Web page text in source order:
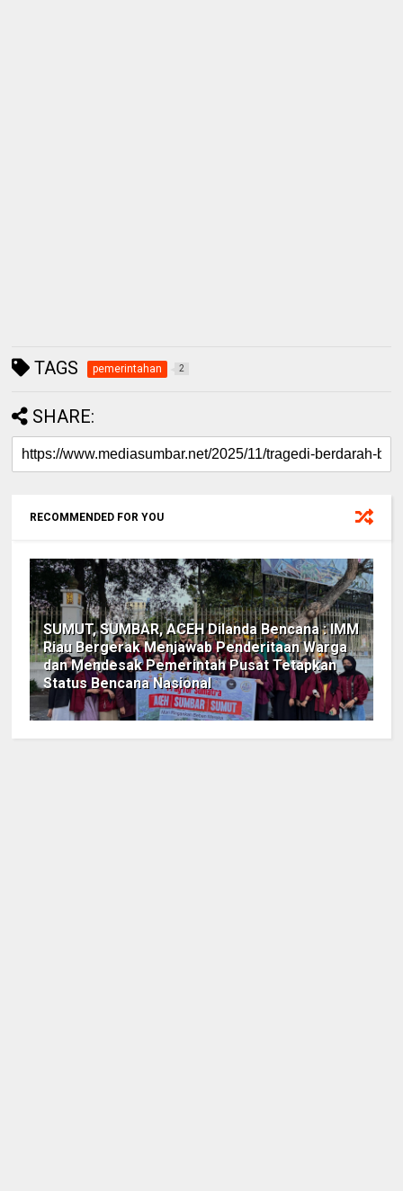
TAGS pemerintahan 2
SHARE:
RECOMMENDED FOR YOU
SUMUT, SUMBAR, ACEH Dilanda Bencana : IMM
Riau Bergerak Menjawab Penderitaan Warga
dan Mendesak Pemerintah Pusat Tetapkan
Status Bencana Nasional